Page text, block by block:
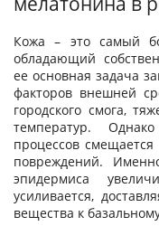
Кожа – это самый
обладающий
ее основная задача
факторов внешней
городского смога,
температур.
процессов
повреждений.
эпидермиса
усиливается,
вещества к